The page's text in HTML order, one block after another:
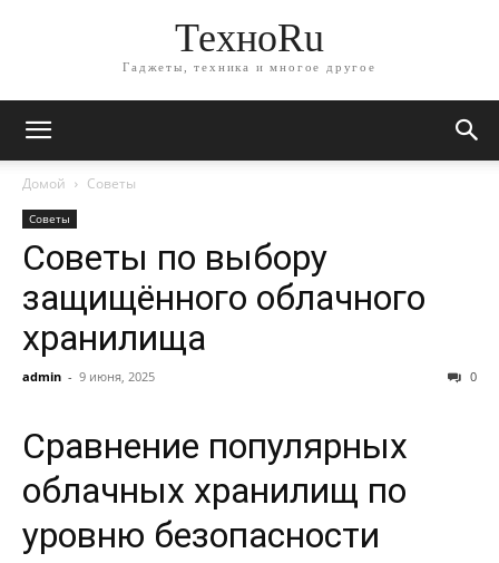
ТехноRu
Гаджеты, техника и многое другое
Домой Советы
Советы
Советы по выбору
защищённого облачного
хранилища
admin - 9 июня, 2025 0
Сравнение популярных
облачных хранилищ по
уровню безопасности